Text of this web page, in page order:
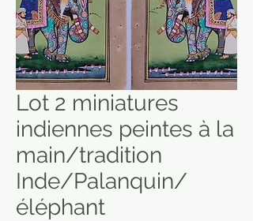
Lot 2 miniatures
indiennes peintes à la
main/tradition
Inde/Palanquin/
éléphant